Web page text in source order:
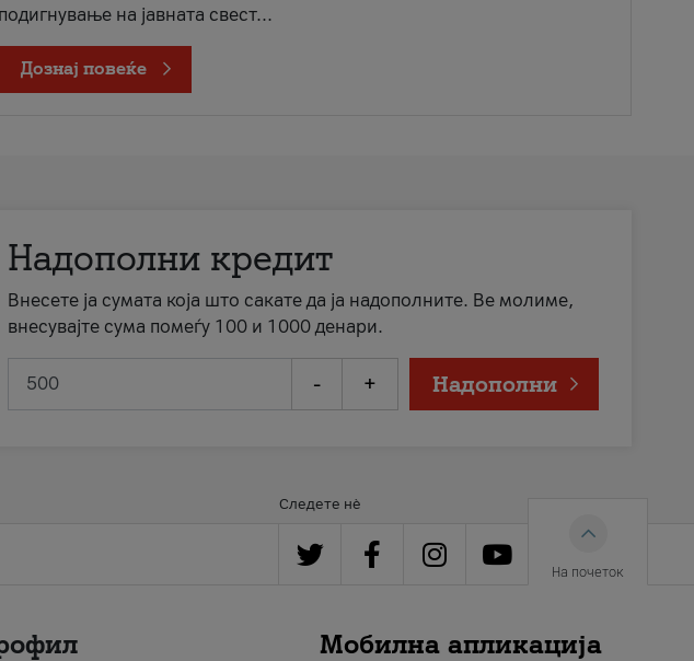
подигнување на јавната свест...
Дознај повеќе
Надополни кредит
Внесете ја сумата која што сакате да ја надополните. Ве молиме,
внесувајте сума помеѓу 100 и 1000 денари.
- + Надополни
Следете нè
На почеток
Мобилна апликација